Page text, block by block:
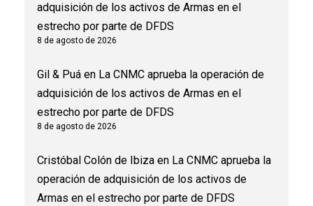
adquisición de los activos de Armas en el
estrecho por parte de DFDS
8 de agosto de 2026
Gil & Puá en La CNMC aprueba la operación de
adquisición de los activos de Armas en el
estrecho por parte de DFDS
8 de agosto de 2026
Cristóbal Colón de Ibiza en La CNMC aprueba la
operación de adquisición de los activos de
Armas en el estrecho por parte de DFDS